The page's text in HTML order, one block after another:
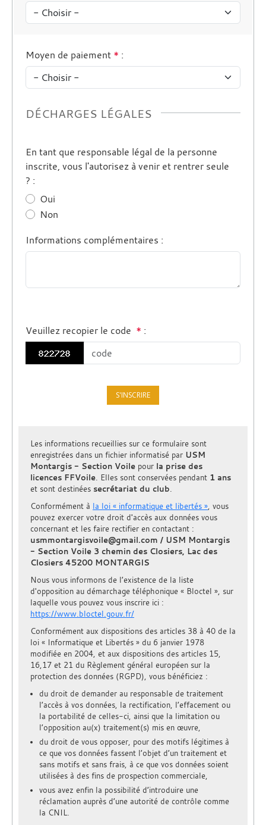
Moyen de paiement * :
DÉCHARGES LÉGALES
En tant que responsable légal de la personne
inscrite, vous l'autorisez à venir et rentrer seule
? :
Oui
Non
Informations complémentaires :
Veuillez recopier le code * :
Les informations recueillies sur ce formulaire sont
enregistrées dans un fichier informatisé par USM
Montargis - Section Voile pour la prise des
licences FFVoile. Elles sont conservées pendant 1 ans
et sont destinées secrétariat du club.
Conformément à la loi « informatique et libertés », vous
pouvez exercer votre droit d'accès aux données vous
concernant et les faire rectifier en contactant :
usmmontargisvoile@gmail.com / USM Montargis
- Section Voile 3 chemin des Closiers, Lac des
Closiers 45200 MONTARGIS
Nous vous informons de l’existence de la liste
d'opposition au démarchage téléphonique « Bloctel », sur
laquelle vous pouvez vous inscrire ici :
https://www.bloctel.gouv.fr/
Conformément aux dispositions des articles 38 à 40 de la
loi « Informatique et Libertés » du 6 janvier 1978
modifiée en 2004, et aux dispositions des articles 15,
16,17 et 21 du Règlement général européen sur la
protection des données (RGPD), vous bénéficiez :
du droit de demander au responsable de traitement
l’accès à vos données, la rectification, l’effacement ou
la portabilité de celles-ci, ainsi que la limitation ou
l’opposition au(x) traitement(s) mis en œuvre,
du droit de vous opposer, pour des motifs légitimes à
ce que vos données fassent l’objet d’un traitement et
sans motifs et sans frais, à ce que vos données soient
utilisées à des fins de prospection commerciale,
vous avez enfin la possibilité d’introduire une
réclamation auprès d’une autorité de contrôle comme
la CNIL.